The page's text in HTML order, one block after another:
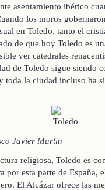
asentamiento ibérico
los moros
en Toledo, tanto el
de que hoy Toledo es
ver catedrales
de Toledo sigue siendo
toda la ciudad incluso ha
Javier Martín
religiosa, Toledo es
por esta parte de España,
El Alcázar ofrece las